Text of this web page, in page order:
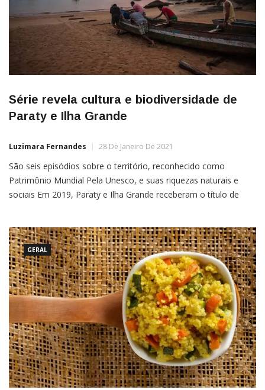
Série revela cultura e biodiversidade de
Paraty e Ilha Grande
Luzimara Fernandes 28 De Janeiro De 2021
São seis episódios sobre o território, reconhecido como
Patrimônio Mundial Pela Unesco, e suas riquezas naturais e
sociais Em 2019, Paraty e Ilha Grande receberam o título de
valor de suas culturas vivas, manifestadas nos modos de […]
GERAL